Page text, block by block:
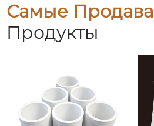
Самые
Продукты